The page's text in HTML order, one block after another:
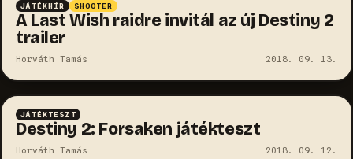
JÁTÉKHÍR SHOOTER
A Last Wish raidre invitál az új Destiny 2
trailer
Horváth Tamás 2018. 09. 13.
JÁTÉKTESZT
Destiny 2: Forsaken játékteszt
Horváth Tamás 2018. 09. 12.